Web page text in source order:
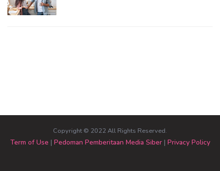
Copyright © 2022 All Rights Reserved.
Term of Use | Pedoman Pemberitaan Media Siber| Privacy Policy